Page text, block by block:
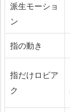
派生モーショ
ン
指の動き
指だけロビア
ク